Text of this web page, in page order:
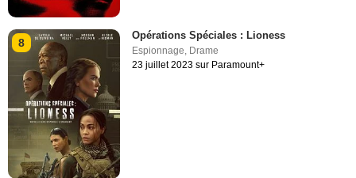
8
Opérations Spéciales : Lioness
Espionnage, Drame
23 juillet 2023 sur Paramount+